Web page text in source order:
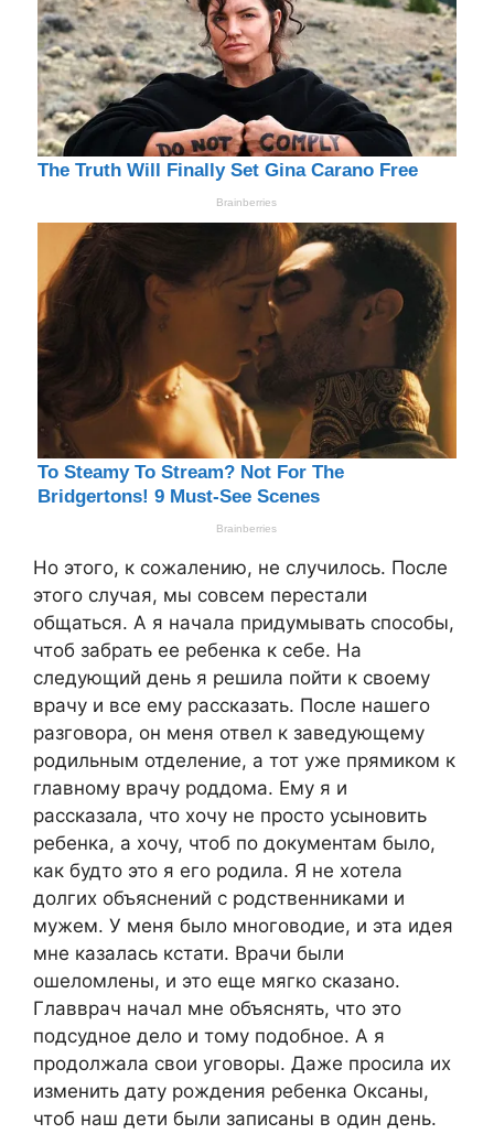
Но этого, к сожалению, не случилось. После
этого случая, мы совсем перестали
общаться. А я начала придумывать способы,
чтоб забрать ее ребенка к себе. На
следующий день я решила пойти к своему
врачу и все ему рассказать. После нашего
разговора, он меня отвел к заведующему
родильным отделение, а тот уже прямиком к
главному врачу роддома. Ему я и
рассказала, что хочу не просто усыновить
ребенка, а хочу, чтоб по документам было,
как будто это я его родила. Я не хотела
долгих объяснений с родственниками и
мужем. У меня было многоводие, и эта идея
мне казалась кстати. Врачи были
ошеломлены, и это еще мягко сказано.
Главврач начал мне объяснять, что это
подсудное дело и тому подобное. А я
продолжала свои уговоры. Даже просила их
изменить дату рождения ребенка Оксаны,
чтоб наш дети были записаны в один день.